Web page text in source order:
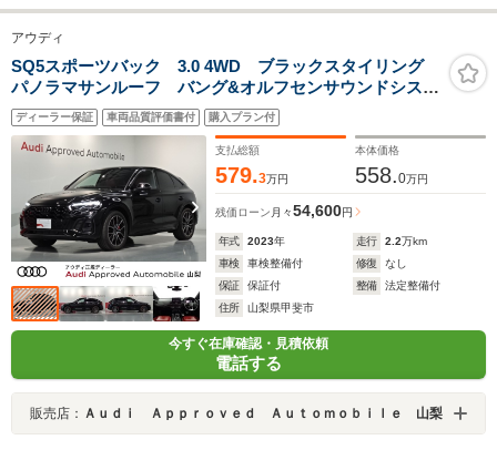
アウディ
SQ5スポーツバック 3.0 4WD ブラックスタイリング
パノラマサンルーフ バング&オルフセンサウンドシステ
ム フルセグTV OLEDリアライト オプション20イン
チアルミ 赤レザーシート 前後席シートヒーター マ
トリクスLED
ディーラー保証 車両品質評価書付 購入プラン付
支払総額
579.3万円
本体価格
558.0万円
残価ローン 月々54,600円
年式 2023年 走行 2.2万km
車検
車検整備付 修復
なし
保証
保証付 整備
法定整備付
住所
山梨県甲斐市
今すぐ在庫確認・見積依頼
電話する
販売店： Ａｕｄｉ Ａｐｐｒｏｖｅｄ Ａｕｔｏｍｏｂｉｌｅ 山梨